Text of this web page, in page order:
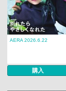
AERA 2026.6.22
購入